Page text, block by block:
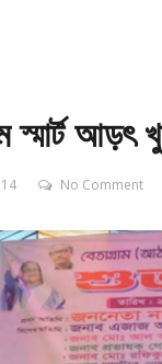
স্মার্ট আড়ৎ
No Comment